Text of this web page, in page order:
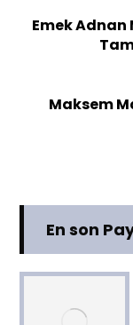
Emek
Maksem
En son